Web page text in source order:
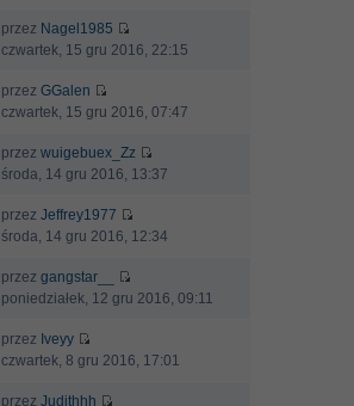
przez Nagel1985
czwartek, 15 gru 2016, 22:15
przezGGalen
czwartek, 15 gru 2016, 07:47
przezwuigebuex_Zz
środa, 14 gru 2016, 13:37
przezJeffrey1977
środa, 14 gru 2016, 12:34
przezgangstar__
poniedziałek, 12 gru 2016, 09:11
przez Iveyy
czwartek, 8 gru 2016, 17:01
przezJudithhh